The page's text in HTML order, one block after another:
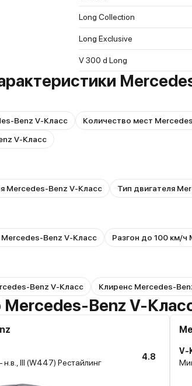
Long Collection
Long Exclusive
V 300 d Long
Benz V-Класс Количество мест
V-Класс
Mercedes-Benz V-Класс Тип двигателя
Benz V-Класс Разгон до 100 км/ч
Benz V-Класс Клиренс Mercedes-
Benz V-
III (W447) Рестайлинг
4.8
V-